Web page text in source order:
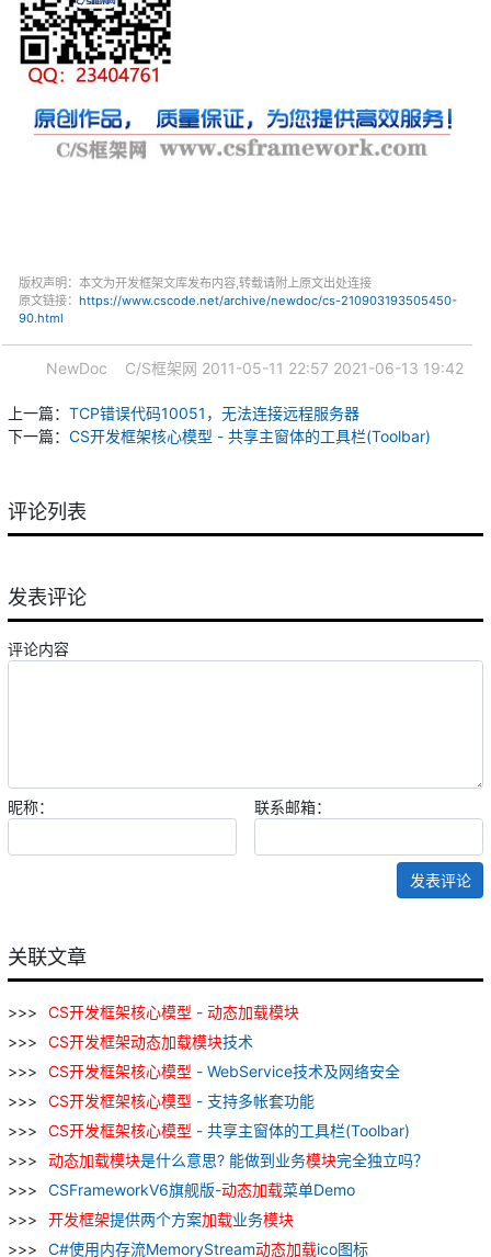
版权声明：本文为开发框架文库发布内容,转载请附上原文出处连接
原文链接： https://www.cscode.net/archive/newdoc/cs-210903193505450-
90.html
NewDoc C/S框架网 2011-05-11 22:57 2021-06-13 19:42
上一篇： TCP错误代码10051，无法连接远程服务器
下一篇： CS开发框架核心模型 - 共享主窗体的工具栏(Toolbar)
评论列表
发表评论
评论内容
昵称： 联系邮箱：
发表评论
关联文章
CS开发框架核心模型 - 动态加载模块
CS开发框架动态加载模块技术
CS开发框架核心模型 - WebService技术及网络安全
CS开发框架核心模型 - 支持多帐套功能
CS开发框架核心模型 - 共享主窗体的工具栏(Toolbar)
动态加载模块是什么意思? 能做到业务模块完全独立吗？
CSFrameworkV6旗舰版-动态加载菜单Demo
开发框架提供两个方案加载业务模块
C#使用内存流MemoryStream动态加载ico图标